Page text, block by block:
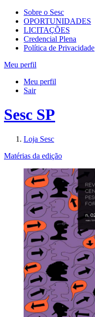
Sobre o Sesc
OPORTUNIDADES
LICITAÇÕES
Credencial Plena
Política de Privacidade
Meu perfil
Meu perfil
Sair
Sesc SP
Loja Sesc
Matérias da edição